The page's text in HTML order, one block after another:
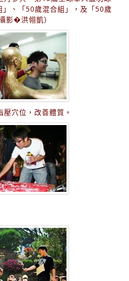
、「50歲混合組」，及「50歲
影�洪翎凱）
穴位，改善體質。